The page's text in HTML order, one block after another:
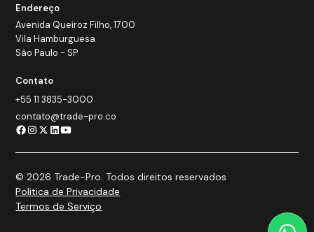
Endereço
Avenida Queiroz Filho, 1700
Vila Hamburguesa
São Paulo - SP
Contato
+55 11 3835-3000
contato@trade-pro.co
© 2026 Trade-Pro. Todos direitos reservados
Politica de Privacidade
Termos de Serviço